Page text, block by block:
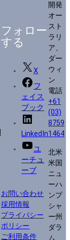
フォロー
する
X
フ
ェイス
ブック
LinkedIn
ユ
ーチュ
ーブ
お問い合わせ
採用情報
プライバシー
ポリシー
ご利用条件
開発
オー
スト
ラリ
ア、
ダー
ウィ
ン
電話
+61
(03)
8759
1464
北米
米国
ニュ
ーハ
ンプ
シャ
ー州
ダラ
ム